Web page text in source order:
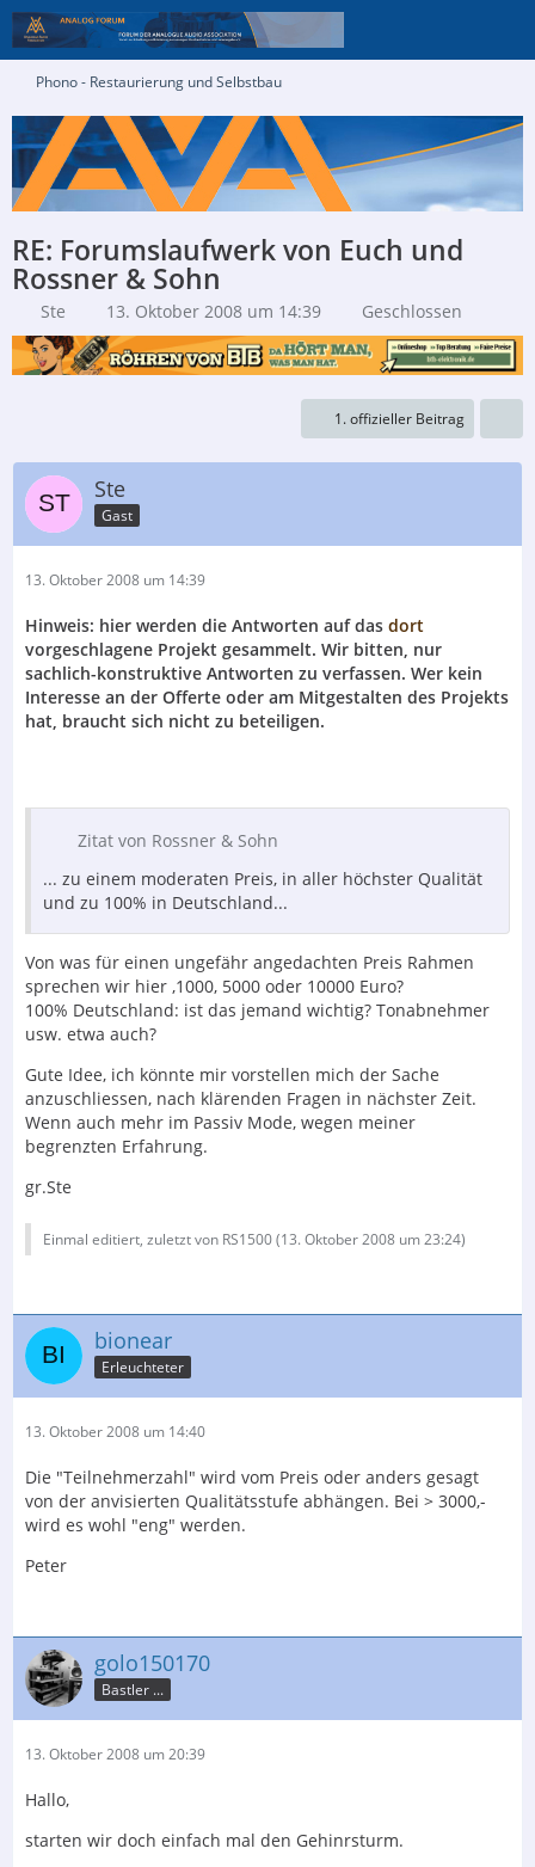
Phono - Restaurierung und Selbstbau
RE: Forumslaufwerk von Euch und
Rossner & Sohn
Ste 13. Oktober 2008 um 14:39 Geschlossen
1. offizieller Beitrag
Ste
Gast
13. Oktober 2008 um 14:39
Hinweis: hier werden die Antworten auf das dort
vorgeschlagene Projekt gesammelt. Wir bitten, nur
sachlich-konstruktive Antworten zu verfassen. Wer kein
Interesse an der Offerte oder am Mitgestalten des Projekts
hat, braucht sich nicht zu beteiligen.
Zitat von Rossner & Sohn
... zu einem moderaten Preis, in aller höchster Qualität
und zu 100% in Deutschland...
Von was für einen ungefähr angedachten Preis Rahmen
sprechen wir hier ,1000, 5000 oder 10000 Euro?
100% Deutschland: ist das jemand wichtig? Tonabnehmer
usw. etwa auch?
Gute Idee, ich könnte mir vorstellen mich der Sache
anzuschliessen, nach klärenden Fragen in nächster Zeit.
Wenn auch mehr im Passiv Mode, wegen meiner
begrenzten Erfahrung.
gr.Ste
Einmal editiert, zuletzt von RS1500 (13. Oktober 2008 um 23:24)
bionear
Erleuchteter
13. Oktober 2008 um 14:40
Die "Teilnehmerzahl" wird vom Preis oder anders gesagt
von der anvisierten Qualitätsstufe abhängen. Bei > 3000,-
wird es wohl "eng" werden.
Peter
golo150170
Bastler ...
13. Oktober 2008 um 20:39
Hallo,
starten wir doch einfach mal den Gehinrsturm.